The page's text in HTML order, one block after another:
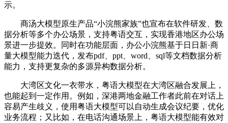
示。
商汤大模型原生产品“小浣熊家族”也宣布在软件研发、数
据分析等多个办公场景，支持粤语交互，实现香港地区办公场
景进一步提效。同时在功能层面，办公小浣熊基于日日新·商
量大模型能力迭代，发布pdf、ppt、word、sql等文档数据分析
能力，支持更复杂的多源异构数据分析。
大湾区文化一衣带水，粤语大模型在大湾区融合发展上，
也能起到一定作用。例如，深港两地金融工作者此前在对话上
容易产生歧义，使用粤语大模型可以自动生成会议纪要，优化
业务流程；又比如，在电话沟通场景上，粤语大模型能有效对